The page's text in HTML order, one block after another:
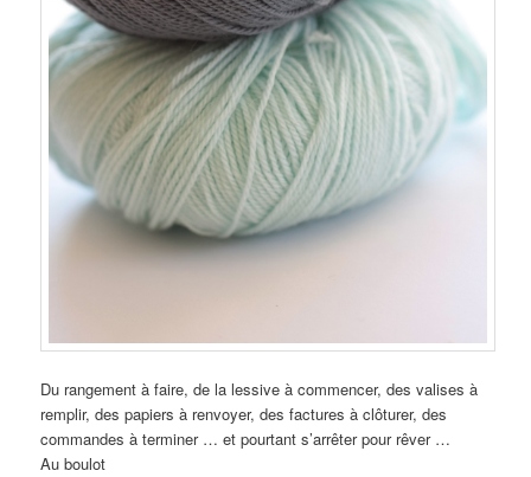
Du rangement à faire, de la lessive à commencer, des valises à
remplir, des papiers à renvoyer, des factures à clôturer, des
commandes à terminer … et pourtant s’arrêter pour rêver …
Au boulot